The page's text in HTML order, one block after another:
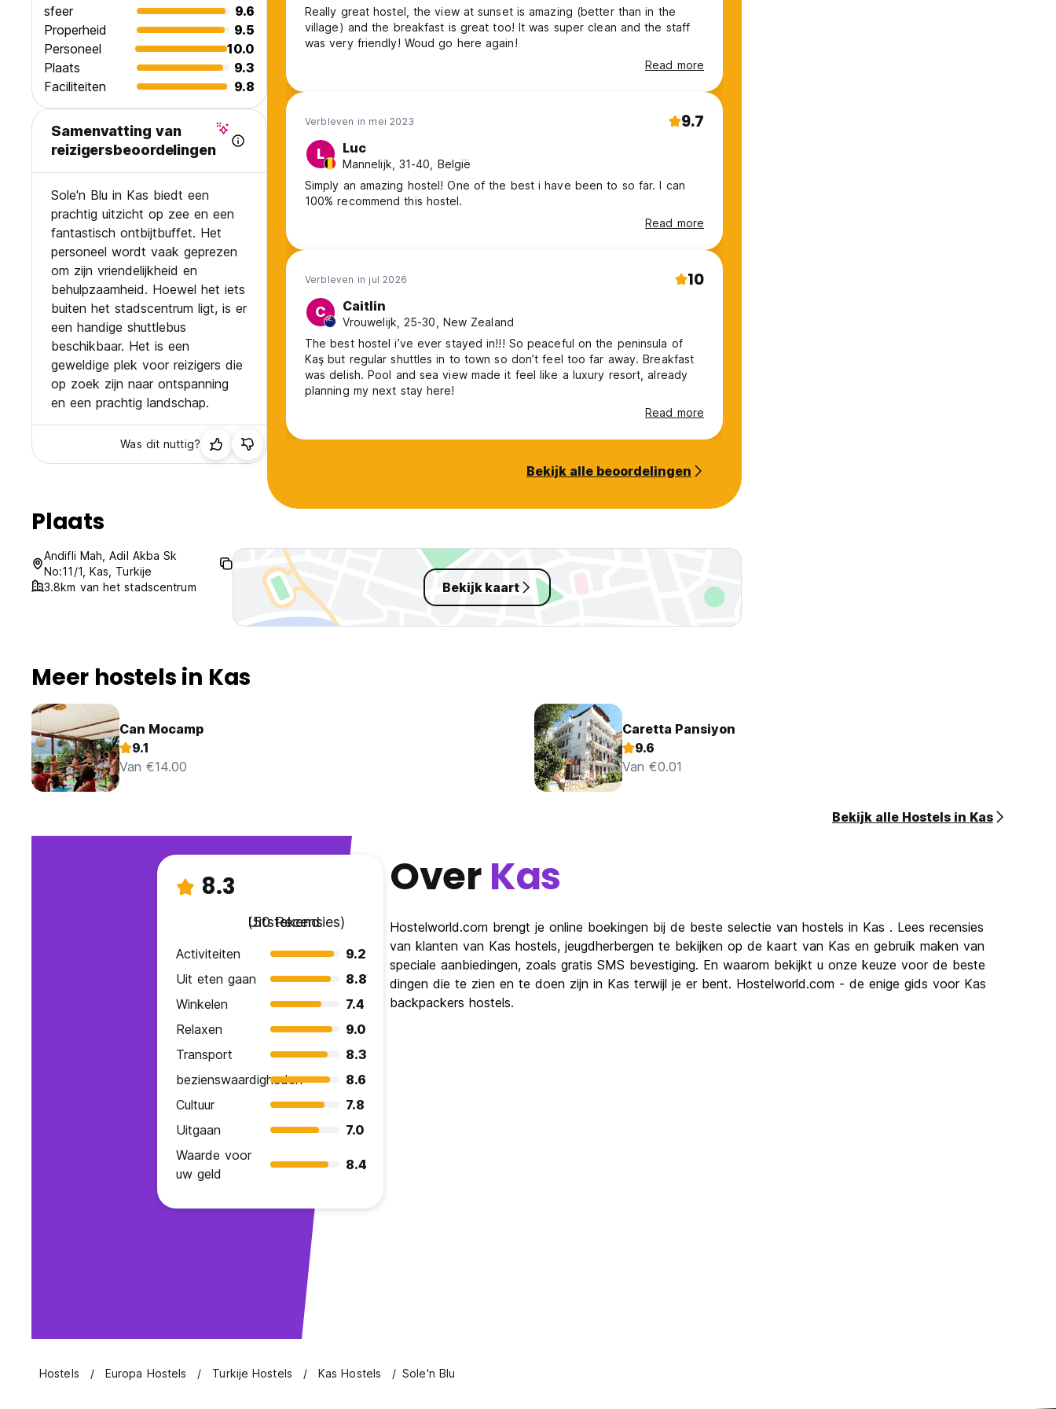
sfeer
9.6
Properheid
9.5
Personeel
10.0
Plaats
9.3
Faciliteiten
9.8
Samenvatting van
reizigersbeoordelingen
Sole'n Blu in Kas biedt een
prachtig uitzicht op zee en een
fantastisch ontbijtbuffet. Het
personeel wordt vaak geprezen
om zijn vriendelijkheid en
behulpzaamheid. Hoewel het iets
buiten het stadscentrum ligt, is er
een handige shuttlebus
beschikbaar. Het is een
geweldige plek voor reizigers die
op zoek zijn naar ontspanning
en een prachtig landschap.
Was dit nuttig?
Really great hostel, the view at sunset is amazing (better than in the
village) and the breakfast is great too! It was super clean and the staff
was very friendly! Woud go here again!
Read more
Verbleven in mei 2023 9.7
L Luc
Mannelijk, 31-40, België
Simply an amazing hostel! One of the best i have been to so far. I can
100% recommend this hostel.
Read more
Verbleven in jul 2026 10
C Caitlin
Vrouwelijk, 25-30, New Zealand
The best hostel i’ve ever stayed in!!! So peaceful on the peninsula of
Kaş but regular shuttles in to town so don’t feel too far away. Breakfast
was delish. Pool and sea view made it feel like a luxury resort, already
planning my next stay here!
Read more
Bekijk alle beoordelingen
Plaats
Andifli Mah, Adil Akba Sk
No:11/1, Kas, Turkije
3.8km van het stadscentrum
Bekijk kaart
Meer hostels in Kas
Can Mocamp
9.1
Van €14.00
Caretta Pansiyon
9.6
Van €0.01
Bekijk alle Hostels in Kas
8.3
Uitstekend
(50 Recensies)
Activiteiten
9.2
Uit eten gaan
8.8
Winkelen
7.4
Relaxen
9.0
Transport
8.3
bezienswaardigheden
8.6
Cultuur
7.8
Uitgaan
7.0
Waarde voor
uw geld
8.4
OverKas
Hostelworld.com brengt je online boekingen bij de beste selectie van hostels in Kas . Lees recensies
van klanten van Kas hostels, jeugdherbergen te bekijken op de kaart van Kas en gebruik maken van
speciale aanbiedingen, zoals gratis SMS bevestiging. En waarom bekijkt u onze keuze voor de beste
dingen die te zien en te doen zijn in Kas terwijl je er bent. Hostelworld.com - de enige gids voor Kas
backpackers hostels.
Hostels Europa Hostels Turkije Hostels Kas Hostels Sole'n Blu